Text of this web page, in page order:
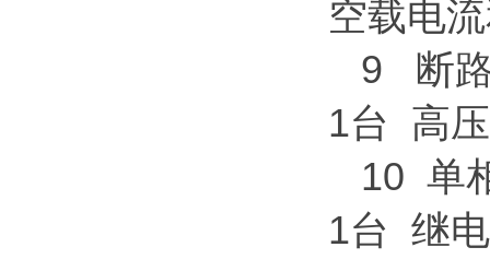
空载电
9 断
1台 高
10
1台 继